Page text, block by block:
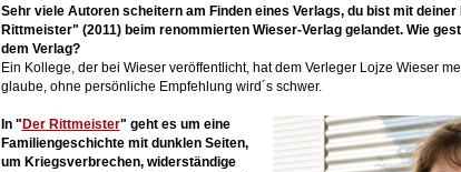
Sehr viele Autoren scheitern am Finden eines Verlags, du bist mit
Rittmeister" (2011) beim renommierten Wieser-Verlag gelandet. Wie
dem Verlag?
Ein Kollege, der bei Wieser veröffentlicht, hat dem Verleger Lojze Wieser
glaube, ohne persönliche Empfehlung wird´s schwer.
In " Der Rittmeister" geht es um eine
Familiengeschichte mit dunklen Seiten,
um Kriegsverbrechen, widerständige